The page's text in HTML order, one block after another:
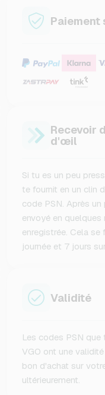
Paiement
Recevoir
d'œil
Si tu es un peu
te fournit en un clin
code PSN. Après
envoyé en
enregistrée. Cela
journée et 7 jours
Validité
Les codes PSN
VGO ont une
bon d'achat sur
ultérieurement.